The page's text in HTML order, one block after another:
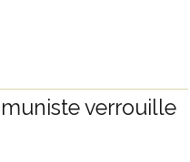
verrouille